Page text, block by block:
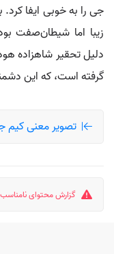
جی را به خوبی ایفا
زیبا اما شیطان‌صفت
دلیل تحقیر شاهزاده
گرفته است، که این
تصویر معنی کیم
گزارش محتوای نامناسب